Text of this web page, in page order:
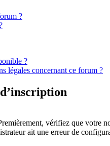
?
?
légales concernant ce forum ?
vérifiez que votre
ait une erreur de